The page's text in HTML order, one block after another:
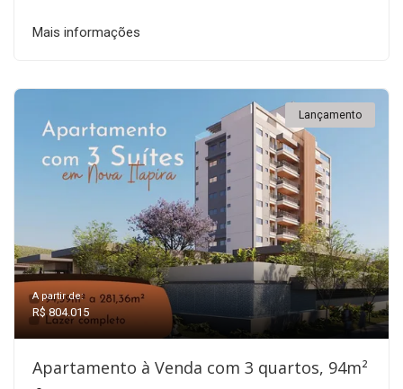
Mais informações
Lançamento
A partir de:
R$ 804.015
Apartamento à Venda com 3 quartos, 94m²